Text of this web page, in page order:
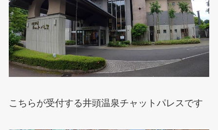
こちらが受付する井頭温泉チャットパレスです